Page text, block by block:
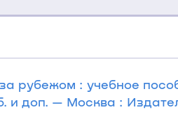
рубежом : учебное
и доп. — Москва :